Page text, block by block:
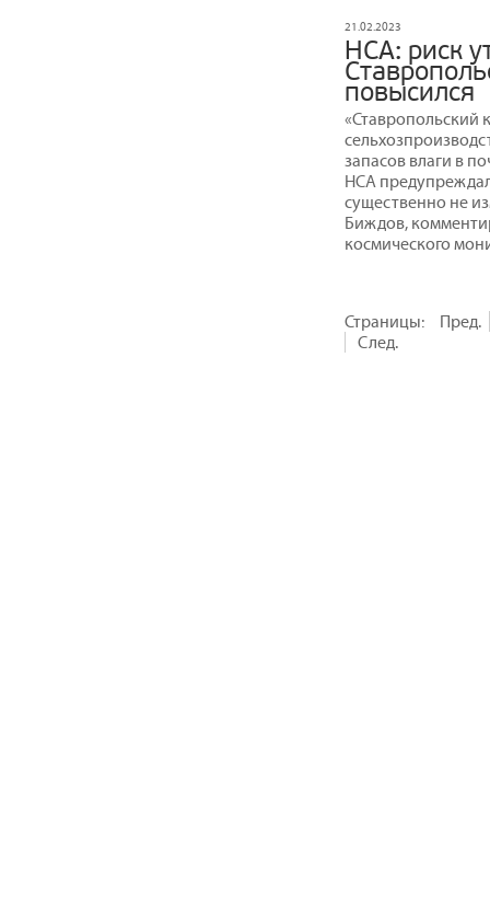
21.02.2023
НСА: риск
повысился
«Ставропольский
запасов влаги в
НСА
существенно не
Биждов,
космического
Страницы:
Пред.
След.